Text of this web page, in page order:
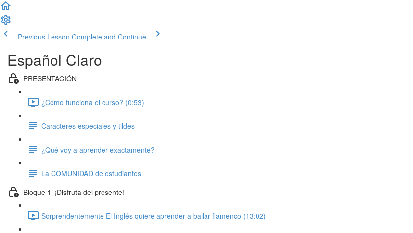
Previous Lesson Complete and Continue
Español Claro
PRESENTACIÓN
¿Cómo funciona el curso? (0:53)
Caracteres especiales y tildes
¿Qué voy a aprender exactamente?
La COMUNIDAD de estudiantes
Bloque 1: ¡Disfruta del presente!
Sorprendentemente El Inglés quiere aprender a bailar flamenco (13:02)